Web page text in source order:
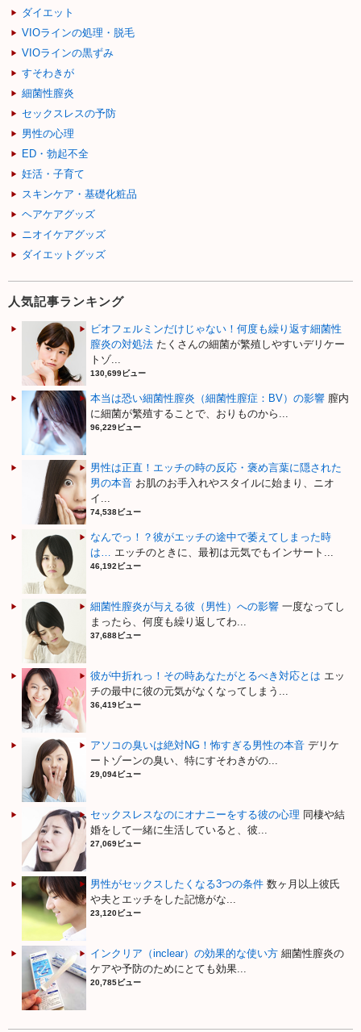
ダイエット
VIOラインの処理・脱毛
VIOラインの黒ずみ
すそわきが
細菌性膣炎
セックスレスの予防
男性の心理
ED・勃起不全
妊活・子育て
スキンケア・基礎化粧品
ヘアケアグッズ
ニオイケアグッズ
ダイエットグッズ
人気記事ランキング
ビオフェルミンだけじゃない！何度も繰り返す細菌性
膣炎の対処法 たくさんの細菌が繁殖しやすいデリケー
トゾ...
130,699ビュー
本当は恐い細菌性膣炎（細菌性膣症：BV）の影響 膣内
に細菌が繁殖することで、おりものから...
96,229ビュー
男性は正直！エッチの時の反応・褒め言葉に隠された
男の本音 お肌のお手入れやスタイルに始まり、ニオ
イ...
74,538ビュー
なんでっ！？彼がエッチの途中で萎えてしまった時
は… エッチのときに、最初は元気でもインサート...
46,192ビュー
細菌性膣炎が与える彼（男性）への影響 一度なってし
まったら、何度も繰り返してわ...
37,688ビュー
彼が中折れっ！その時あなたがとるべき対応とは エッ
チの最中に彼の元気がなくなってしまう...
36,419ビュー
アソコの臭いは絶対NG！怖すぎる男性の本音 デリケ
ートゾーンの臭い、特にすそわきがの...
29,094ビュー
セックスレスなのにオナニーをする彼の心理 同棲や結
婚をして一緒に生活していると、彼...
27,069ビュー
男性がセックスしたくなる3つの条件 数ヶ月以上彼氏
や夫とエッチをした記憶がな...
23,120ビュー
インクリア（inclear）の効果的な使い方 細菌性膣炎の
ケアや予防のためにとても効果...
20,785ビュー